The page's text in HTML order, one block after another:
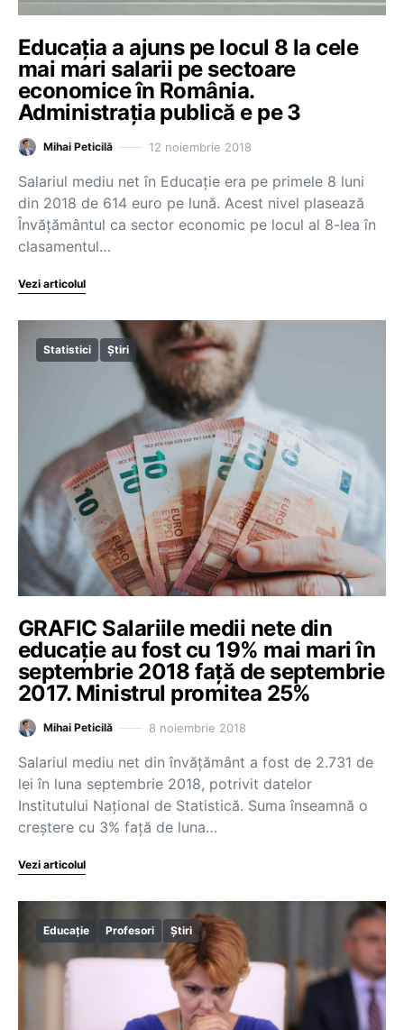
Educația a ajuns pe locul 8 la cele
mai mari salarii pe sectoare
economice în România.
Administrația publică e pe 3
Mihai Peticilă 12 noiembrie 2018
Salariul mediu net în Educație era pe primele 8 luni
din 2018 de 614 euro pe lună. Acest nivel plasează
Învățământul ca sector economic pe locul al 8-lea în
clasamentul…
Vezi articolul
Statistici Știri
GRAFIC Salariile medii nete din
educație au fost cu 19% mai mari în
septembrie 2018 față de septembrie
2017. Ministrul promitea 25%
Mihai Peticilă 8 noiembrie 2018
Salariul mediu net din învățământ a fost de 2.731 de
lei în luna septembrie 2018, potrivit datelor
Institutului Național de Statistică. Suma înseamnă o
creștere cu 3% față de luna…
Vezi articolul
Educație Profesori Știri